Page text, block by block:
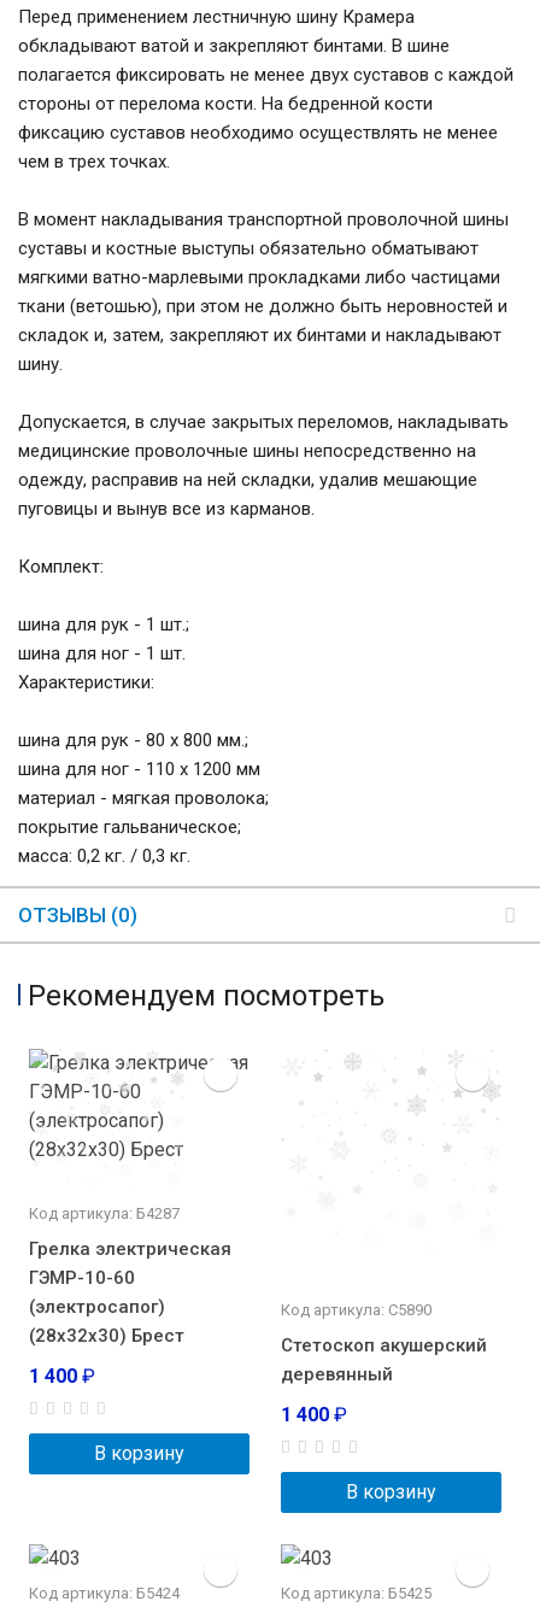
Перед применением лестничную шину Крамера
обкладывают ватой и закрепляют бинтами. В шине
полагается фиксировать не менее двух суставов с каждой
стороны от перелома кости. На бедренной кости
фиксацию суставов необходимо осуществлять не менее
чем в трех точках.
В момент накладывания транспортной проволочной шины
суставы и костные выступы обязательно обматывают
мягкими ватно-марлевыми прокладками либо частицами
ткани (ветошью), при этом не должно быть неровностей и
складок и, затем, закрепляют их бинтами и накладывают
шину.
Допускается, в случае закрытых переломов, накладывать
медицинские проволочные шины непосредственно на
одежду, расправив на ней складки, удалив мешающие
пуговицы и вынув все из карманов.
Комплект:
шина для рук - 1 шт.;
шина для ног - 1 шт.
Характеристики:
шина для рук - 80 х 800 мм.;
шина для ног - 110 х 1200 мм
материал - мягкая проволока;
покрытие гальваническое;
масса: 0,2 кг. / 0,3 кг.
ОТЗЫВЫ (0)
Рекомендуем посмотреть
Код артикула: Б4287
Грелка электрическая
ГЭМР-10-60
(электросапог)
(28х32х30) Брест
1 400 ₽
В корзину
Код артикула: С5890
Стетоскоп акушерский
деревянный
1 400 ₽
В корзину
Код артикула: Б5424 Код артикула: Б5425